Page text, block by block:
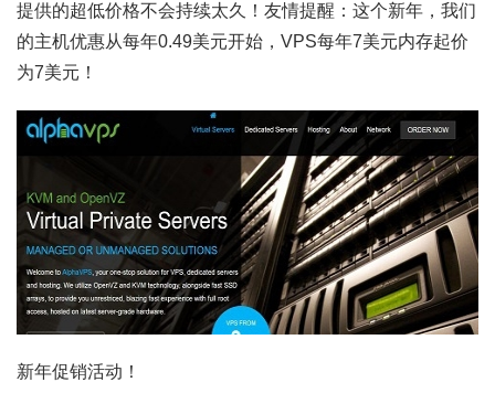
提供的超低价格不会持续太久！友情提醒：这个新年，我们
的主机优惠从每年0.49美元开始，VPS每年7美元内存起价
为7美元！
新年促销活动！